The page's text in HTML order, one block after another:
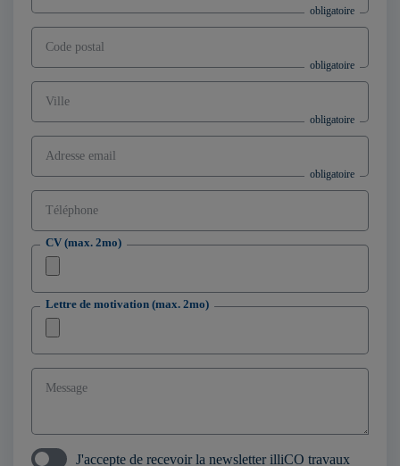
Code postal
Ville
Adresse email
Téléphone
CV (max. 2mo)
Lettre de motivation (max. 2mo)
Message
J'accepte de recevoir la newsletter illiCO travaux